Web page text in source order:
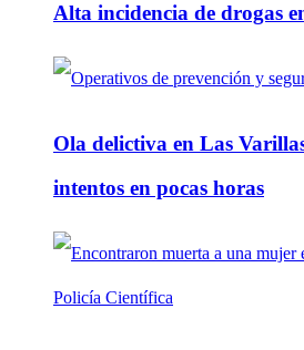
Alta incidencia de drogas
Ola delictiva en Las
intentos en pocas horas